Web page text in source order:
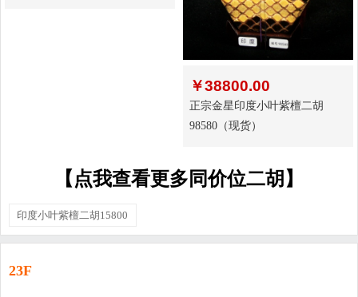
￥38800.00
正宗金星印度小叶紫檀二胡
98580（现货）
【点我查看更多同价位二胡】
印度小叶紫檀二胡15800
23F